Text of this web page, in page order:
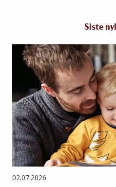
Siste
02.07.2026